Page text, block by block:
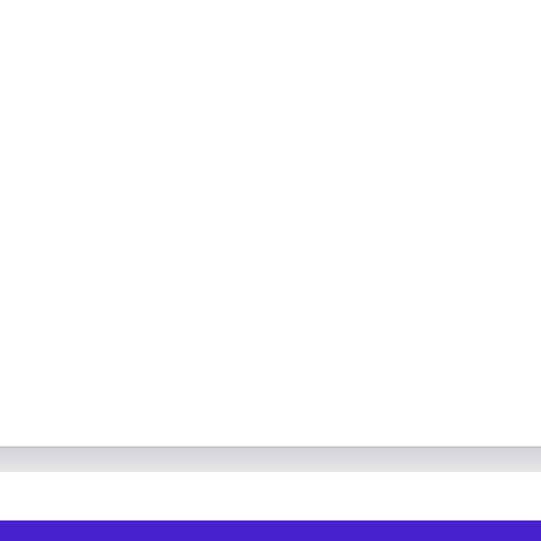
категории
категории